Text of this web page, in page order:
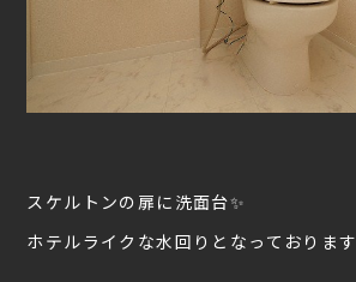
スケルトンの扉に洗面台✨
ホテルライクな水回りとなっております